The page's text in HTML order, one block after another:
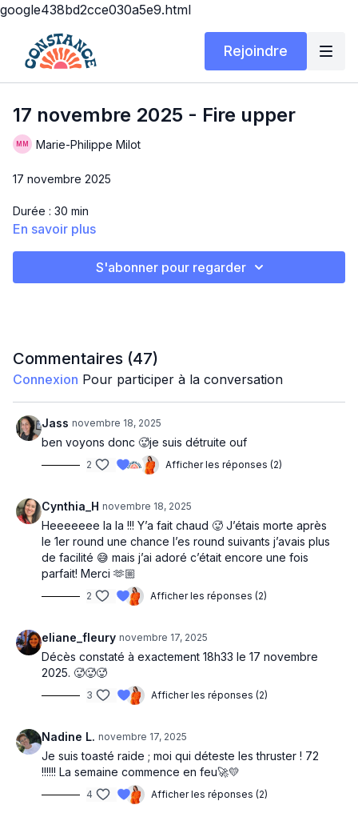
google438bd2cce030a5e9.html
Rejoindre
17 novembre 2025 - Fire upper
Marie-Philippe Milot
17 novembre 2025
Durée : 30 min
Hello!! 😍 Aujourd'hui, on se retrouve pour un workout de haut
Burpees avec poids
Circuit 2 : Thrusters 45 sec
Bear push ups
Circuit 3 : Thrusters 45 sec
Circuit 4 : Thrusters 45 sec
Around the world
Circuit 5 : Thrusters 45 sec
Single hammer to double hammer
OH leg raises crunch
En savoir plus
S'abonner pour regarder
Commentaires (47)
Connexion Pour participer à la conversation
Jass novembre 18, 2025
ben voyons donc 🥵je suis détruite ouf
2 Afficher les réponses (2)
Cynthia_H novembre 18, 2025
Heeeeeee la la !!! Y’a fait chaud 🥵 J’étais morte après
le 1er round une chance l’es round suivants j’avais plus
de facilité 😅 mais j’ai adoré c’était encore une fois
parfait! Merci 🫶🏼
2 Afficher les réponses (2)
eliane_fleury novembre 17, 2025
Décès constaté à exactement 18h33 le 17 novembre
2025. 🥵🥵🥵
3 Afficher les réponses (2)
Nadine L. novembre 17, 2025
Je suis toasté raide ; moi qui déteste les thruster ! 72
!!!!!! La semaine commence en feu🚀💛
4 Afficher les réponses (2)